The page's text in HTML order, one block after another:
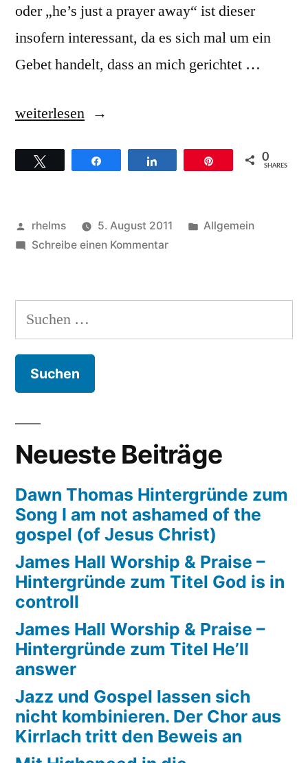
oder „he’s just a prayer away“ ist dieser
insofern interessant, da es sich mal um ein
Gebet handelt, dass an mich gerichtet …
„Dorothy
–
zum
Titel
prayed
for
me“
weiterlesen
0
SHARES
Veröffentlicht
von
rhelms 5. August 2011
Veröffentlicht
Allgemein
Schreibe einen Kommentarzu
–
zum
Suchen
nach:
Neueste Beiträge
Dawn Thomas Hintergründe zum
Song I am not ashamed of the
gospel (of Jesus Christ)
James Hall Worship & Praise –
Hintergründe zum Titel God is in
controll
James Hall Worship & Praise –
Hintergründe zum Titel He’ll
answer
Jazz und Gospel lassen sich
nicht kombinieren. Der Chor aus
Kirrlach tritt den Beweis an